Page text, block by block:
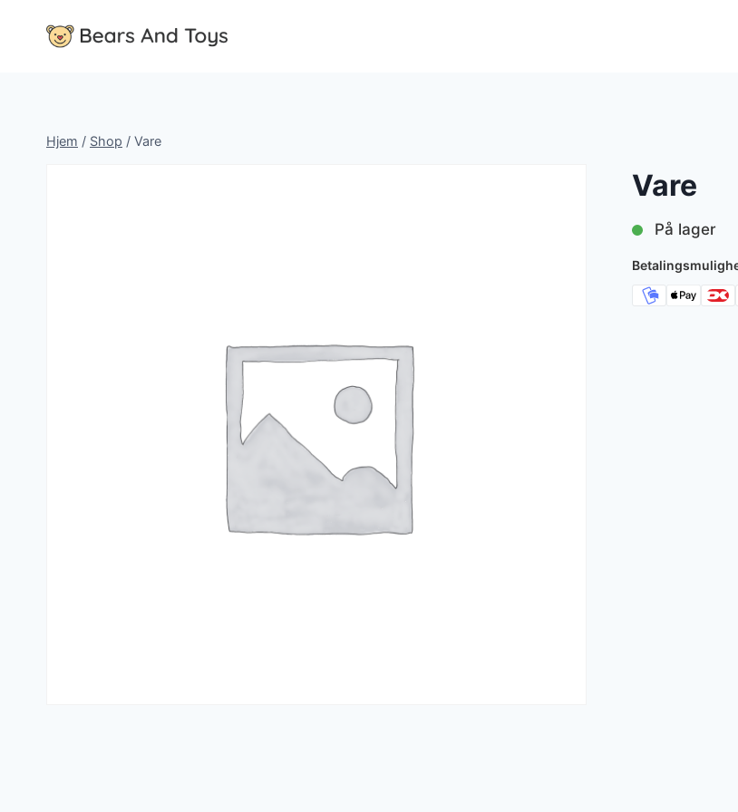
Hjem / Shop / Vare
Vare
På lager